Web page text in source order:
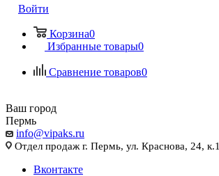
Войти
Корзина0
Избранные товары0
Сравнение товаров0
Ваш город
Пермь
info@vipaks.ru
Отдел продаж г. Пермь, ул. Краснова, 24, к.1
Вконтакте